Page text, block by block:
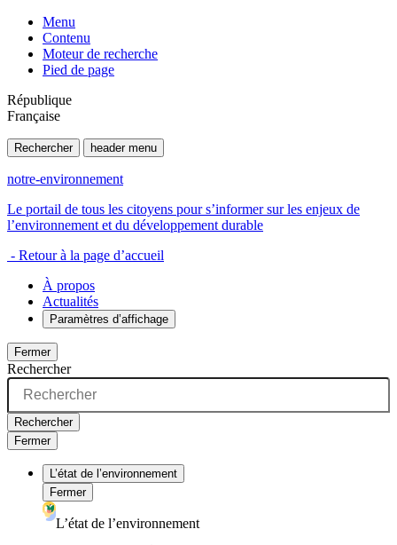
Menu
Contenu
Moteur de recherche
Pied de page
République
Française
Rechercher header menu
notre-environnement
Le portail de tous les citoyens pour s’informer sur les enjeux de
l’environnement et du développement durable
- Retour à la page d’accueil
À propos
Actualités
Paramètres d’affichage
Fermer
Rechercher
Rechercher
Fermer
L’état de l’environnement
Fermer
L’état de l’environnement